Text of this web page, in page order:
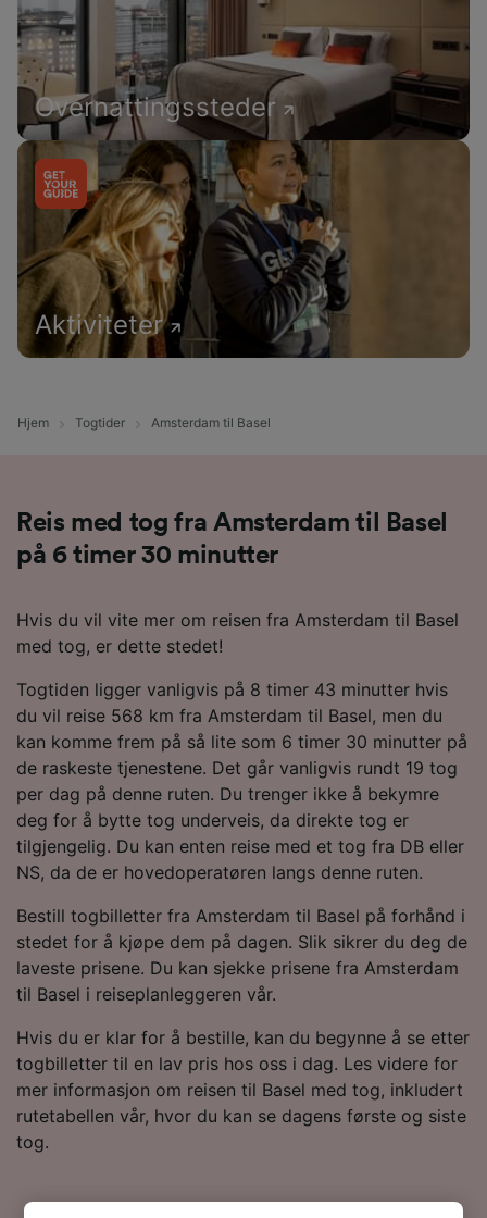
Overnattingssteder
Aktiviteter
Hjem Togtider Amsterdam til Basel
Reis med tog fra Amsterdam til Basel
på 6 timer 30 minutter
Hvis du vil vite mer om reisen fra Amsterdam til Basel
med tog, er dette stedet!
Togtiden ligger vanligvis på 8 timer 43 minutter hvis
du vil reise 568 km fra Amsterdam til Basel, men du
kan komme frem på så lite som 6 timer 30 minutter på
de raskeste tjenestene. Det går vanligvis rundt 19 tog
per dag på denne ruten. Du trenger ikke å bekymre
deg for å bytte tog underveis, da direkte tog er
tilgjengelig. Du kan enten reise med et tog fra DB eller
NS, da de er hovedoperatøren langs denne ruten.
Bestill togbilletter fra Amsterdam til Basel på forhånd i
stedet for å kjøpe dem på dagen. Slik sikrer du deg de
laveste prisene. Du kan sjekke prisene fra Amsterdam
til Basel i reiseplanleggeren vår.
Hvis du er klar for å bestille, kan du begynne å se etter
togbilletter til en lav pris hos oss i dag. Les videre for
mer informasjon om reisen til Basel med tog, inkludert
rutetabellen vår, hvor du kan se dagens første og siste
tog.